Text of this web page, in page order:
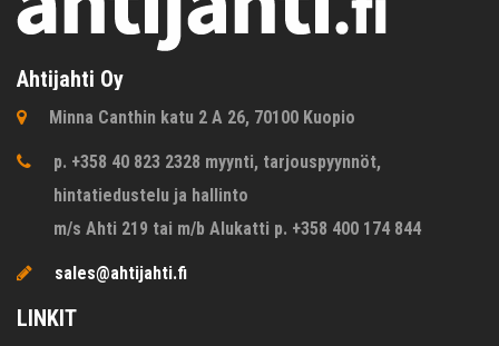
Ahtijahti Oy
Minna Canthin katu 2 A 26, 70100 Kuopio
p. +358 40 823 2328 myynti, tarjouspyynnöt,
hintatiedustelu ja hallinto
m/s Ahti 219 tai m/b Alukatti p. +358 400 174 844
sales@ahtijahti.fi
LINKIT